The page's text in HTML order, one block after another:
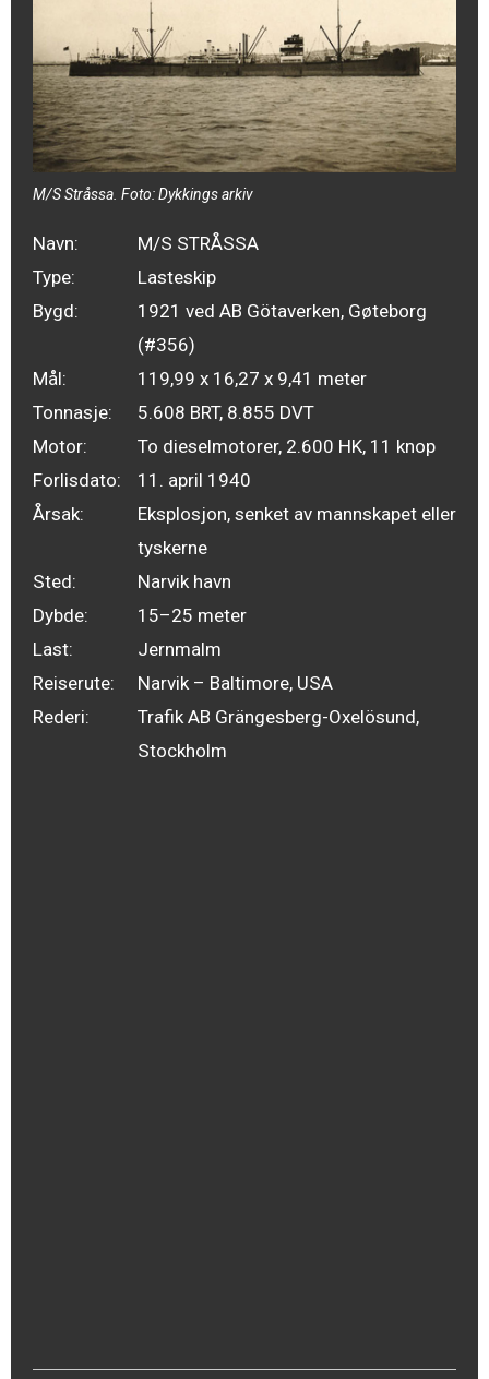
M/S Stråssa. Foto: Dykkings arkiv
Navn:
M/S STRÅSSA
Type:
Lasteskip
Bygd:
1921 ved AB Götaverken, Gøteborg
(#356)
Mål:
119,99 x 16,27 x 9,41 meter
Tonnasje:
5.608 BRT, 8.855 DVT
Motor:
To dieselmotorer, 2.600 HK, 11 knop
Forlisdato:
11. april 1940
Årsak:
Eksplosjon, senket av mannskapet eller
tyskerne
Sted:
Narvik havn
Dybde:
15–25 meter
Last:
Jernmalm
Reiserute:
Narvik – Baltimore, USA
Rederi:
Trafik AB Grängesberg-Oxelösund,
Stockholm